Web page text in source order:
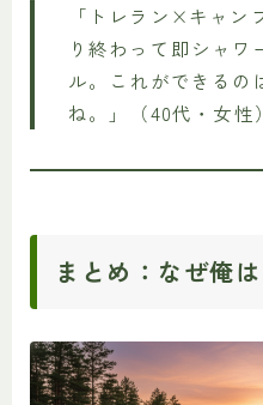
「トレラン×キャン
り終わって即シャ
ル。これができるの
ね。」（40代・女性）
まとめ：なぜ俺